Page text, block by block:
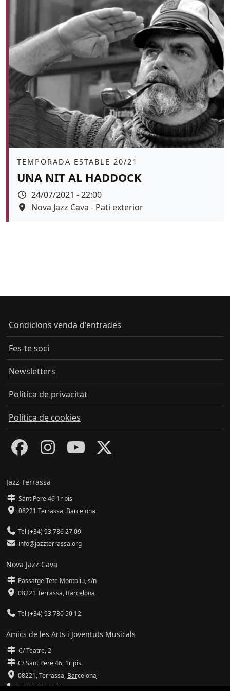
Àmbit
TEMPORADA ESTABLE 20/21
UNA NIT AL HADDOCK
Data
24/07/2021 - 22:00
Espai
Nova Jazz Cava - Pati exterior
Condicions venda d'entrades
Fes-te soci
Newsletters
Política de privacitat
Política de cookies
Jazz Terrassa
Sant Pere 46 1r pis
08221 Terrassa, Barcelona
Tel (+34) 93 786 27 09
info@jazzterrassa.org
Nova Jazz Cava
Passatge Tete Montoliu, s/n
08221 Terrassa, Barcelona
Tel (+34) 93 780 50 12
Amics de les Arts i Joventuts Musicals
C/ Teatre, 2
C/ Sant Pere 46, 1r pis.
08221,Terrassa, Barcelona
Tel (93) 785 92 31